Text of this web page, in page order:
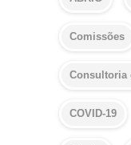
Comissões
Consultoria
COVID-19